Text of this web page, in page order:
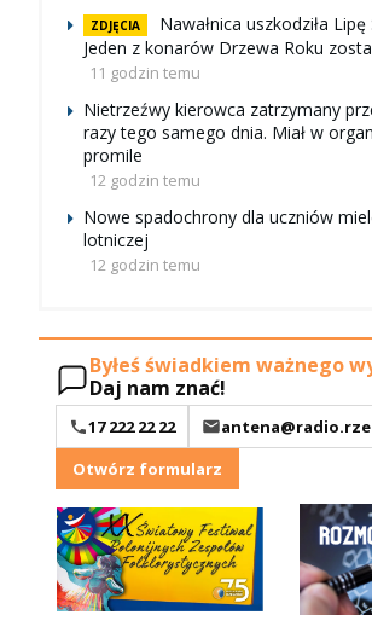
ZDJĘCIA
Nawałnica uszkodziła
Jeden z konarów Drzewa Roku
11 godzin temu
Nietrzeźwy kierowca zatrzymany
razy tego samego dnia. Miał w
promile
12 godzin temu
Nowe spadochrony dla uczniów
lotniczej
12 godzin temu
Byłeś świadkiem ważnego
Daj nam znać!
17 222 22 22
Otwórz formularz